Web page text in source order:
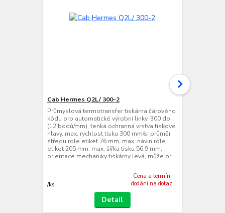
Cab Hermes Q2L/ 300-2
Průmyslová termotransfer tiskárna čárového
kódu pro automatické výrobní linky, 300 dpi
(12 bodů/mm), tenká ochranná vrstva tiskové
hlavy, max. rychlost tisku 300 mm/s, průměr
středu role etiket 76 mm, max. návin role
etiket 205 mm, max. šířka tisku 56,9 mm,
orientace mechaniky tiskárny levá, může pr...
/ks
Cena a termín
dodání na dotaz
Detail